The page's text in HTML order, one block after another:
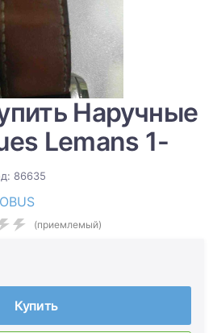
Наручные
Lemans 1-
86635
(приемлемый)
Купить